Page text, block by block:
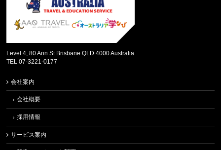
Level 4, 80 Ann St Brisbane QLD 4000 Australia
TEL 07-3221-0177
会社案内
会社概要
採用情報
サービス案内